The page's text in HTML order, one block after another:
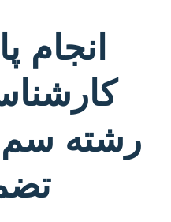
انجام
رشته